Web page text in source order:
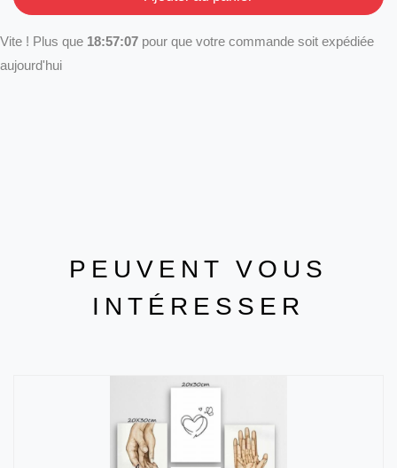
Vite ! Plus que 18:57:07 pour que votre commande soit expédiée
aujourd'hui
PEUVENT VOUS
INTÉRESSER